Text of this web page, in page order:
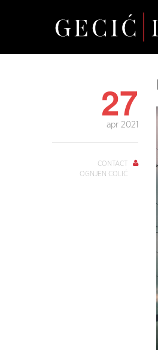
27
apr 2021
CONTACT
OGNJEN COLIĆ